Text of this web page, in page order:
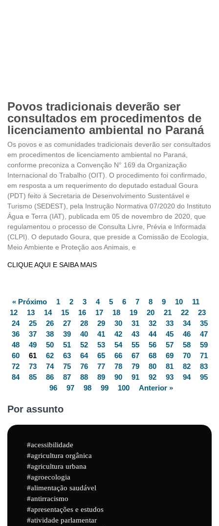
Povos tradicionais deverão ser
consultados em procedimentos de
licenciamento ambiental no Paraná
Os povos e as comunidades tradicionais deverão ser consultados
em procedimentos de licenciamento ambiental no Paraná,
conforme preconiza a Convenção N° 169 da Organização
Internacional do Trabalho (OIT). O procedimento foi confirmado,
em resposta a um requerimento do deputado estadual Goura
(PDT) feito à Secretaria de Desenvolvimento Sustentável e
Turismo (SEDEST), pela Instrução Normativa 07/2020 do Instituto
Água e Terra (IAT), publicada em 05 de novembro de 2020, que
regulamentou o processo de Consulta Livre, Prévia e Informada
(CLPI). O deputado Goura, que preside a Comissão de Ecologia,
Meio Ambiente e Proteção aos Animais, e
CLIQUE AQUI E SAIBA MAIS
« Próximo 1 2 3 4 5 6 7 8 9 10
11
12
13 14 15 16 17 18 19 20 21 22
23
24
25 26 27 28 29 30 31 32 33 34
35
36
37 38 39 40 41 42 43 44 45 46
47
48
49 50 51 52 53 54 55 56 57 58
59
60
61 62 63 64 65 66 67 68 69 70
71
72
73 74 75 76 77 78 79 80 81 82
83
84
85 86 87 88 89 90 91 92 93 94
95
96
97 98 99 100 Anterior »
Por assunto
acessibilidade
agricultura orgânica
agricultura urbana
agroecologia
alimentação saudável
antirracismo
apresentações e estudos
atividade parlamentar